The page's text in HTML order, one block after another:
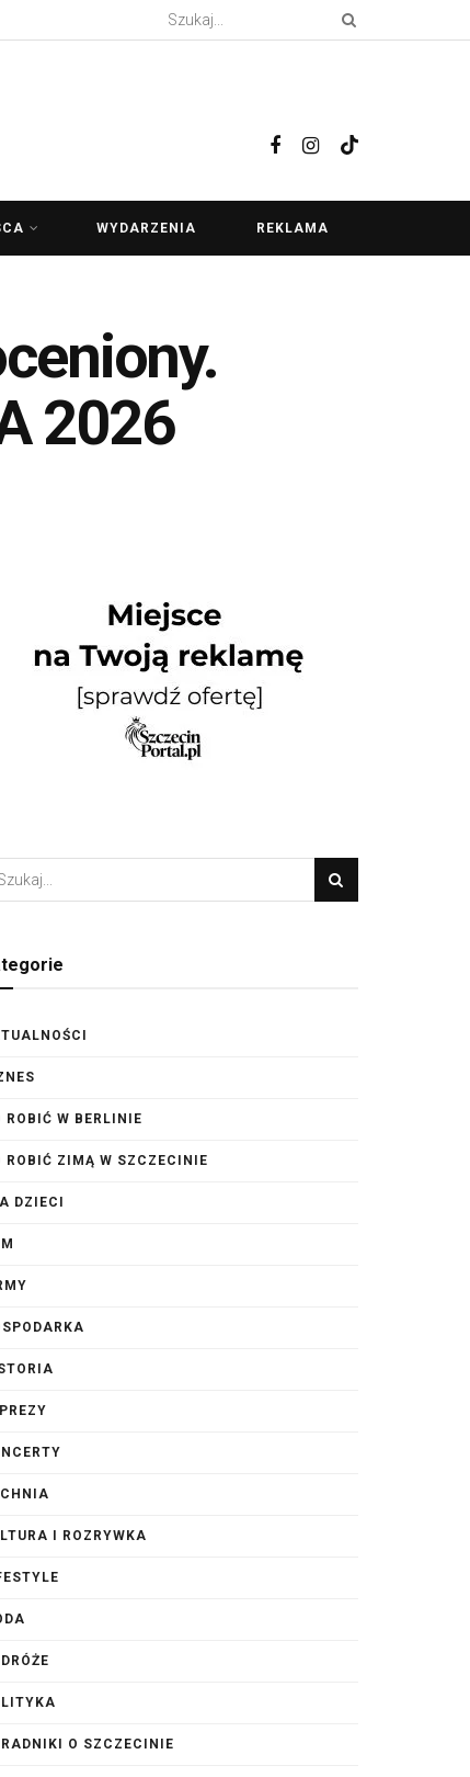
WYDARZENIA REKLAMA
2026
ROBIĆ W BERLINIE
ROBIĆ ZIMĄ W SZCZECINIE
DZIECI
I ROZRYWKA
O SZCZECINIE